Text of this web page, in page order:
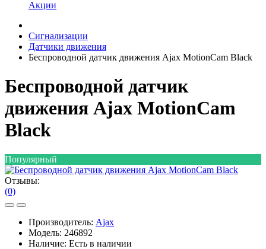
Акции
Сигнализации
Датчики движения
Беспроводной датчик движения Ajax MotionCam Black
Беспроводной датчик
движения Ajax MotionCam
Black
Популярный
Отзывы:
(0)
Производитель: Ajax
Модель: 246892
Наличие: Есть в наличии